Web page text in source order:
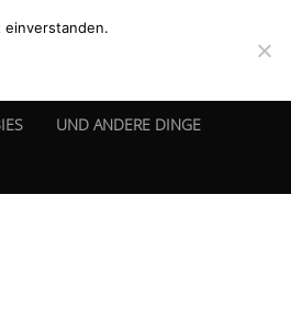
UND ANDERE DINGE
einverstanden.